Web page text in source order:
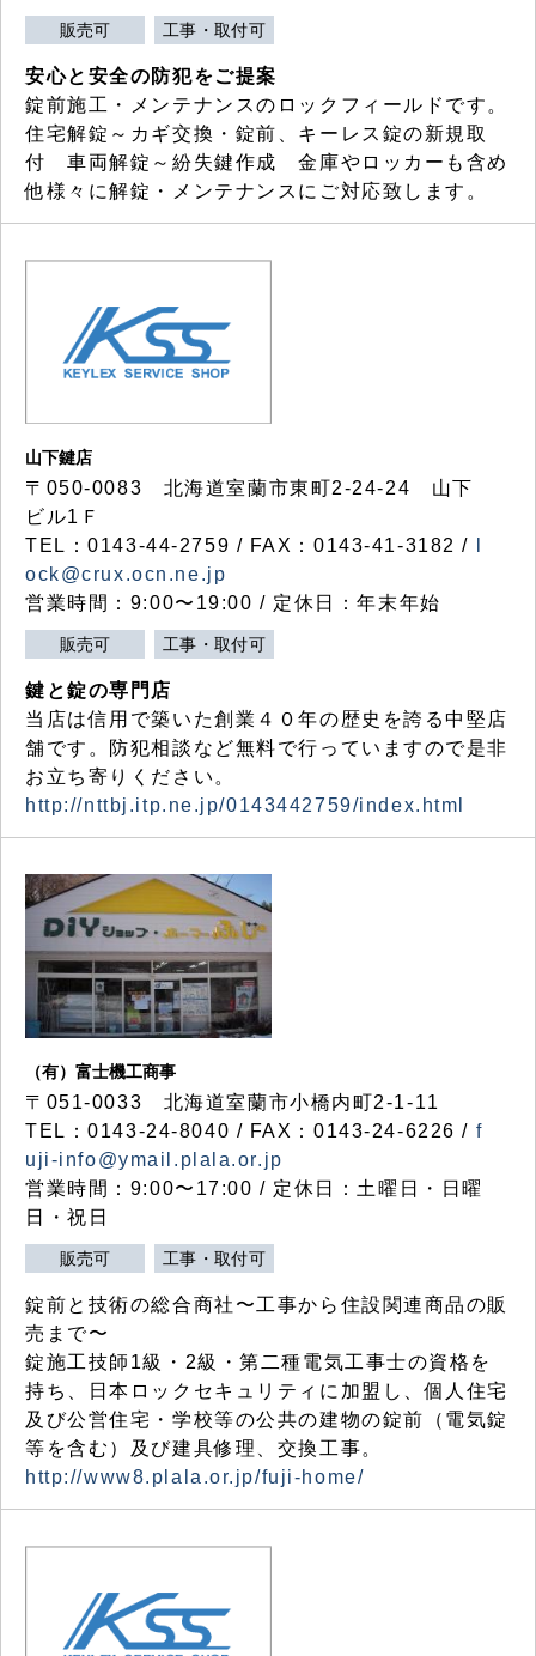
販売可 工事・取付可
安心と安全の防犯をご提案
錠前施工・メンテナンスのロックフィールドです。
住宅解錠～カギ交換・錠前、キーレス錠の新規取
付 車両解錠～紛失鍵作成 金庫やロッカーも含め
他様々に解錠・メンテナンスにご対応致します。
山下鍵店
〒050-0083 北海道室蘭市東町2-24-24 山下
ビル1Ｆ
TEL：0143-44-2759 / FAX：0143-41-3182 /
ock@crux.ocn.ne.jp
営業時間：9:00〜19:00 / 定休日：年末年始
販売可 工事・取付可
鍵と錠の専門店
当店は信用で築いた創業４０年の歴史を誇る中堅店
舗です。防犯相談など無料で行っていますので是非
お立ち寄りください。
http://nttbj.itp.ne.jp/0143442759/index.html
（有）富士機工商事
〒051-0033 北海道室蘭市小橋内町2-1-11
TEL：0143-24-8040 / FAX：0143-24-6226 / f
uji-info@ymail.plala.or.jp
営業時間：9:00〜17:00 / 定休日：土曜日・日曜
日・祝日
販売可 工事・取付可
錠前と技術の総合商社〜工事から住設関連商品の販
売まで〜
錠施工技師1級・2級・第二種電気工事士の資格を
持ち、日本ロックセキュリティに加盟し、個人住宅
及び公営住宅・学校等の公共の建物の錠前（電気錠
等を含む）及び建具修理、交換工事。
http://www8.plala.or.jp/fuji-home/